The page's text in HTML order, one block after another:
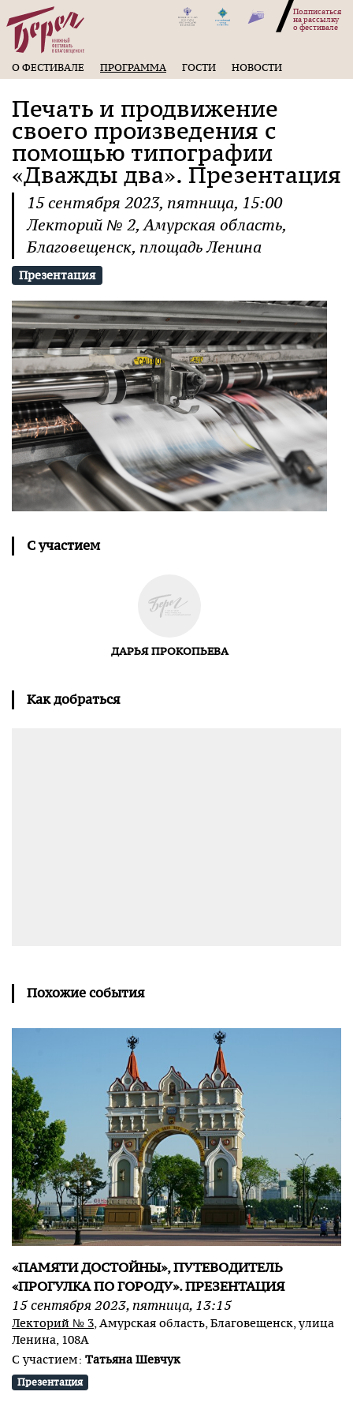
Подписаться
на рассылку
о фестивале
О ФЕСТИВАЛЕ ПРОГРАММА ГОСТИ НОВОСТИ
Печать и продвижение
своего произведения с
помощью типографии
«Дважды два». Презентация
15 сентября 2023, пятница, 15:00
Лекторий № 2, Амурская область,
Благовещенск, площадь Ленина
Презентация
С участием
ДАРЬЯ ПРОКОПЬЕВА
Как добраться
Похожие события
«ПАМЯТИ ДОСТОЙНЫ», ПУТЕВОДИТЕЛЬ
«ПРОГУЛКА ПО ГОРОДУ». ПРЕЗЕНТАЦИЯ
15сентября 2023,пятница, 13:15
Лекторий № 3, Амурская область, Благовещенск, улица
Ленина, 108А
С участием: Татьяна Шевчук
Презентация